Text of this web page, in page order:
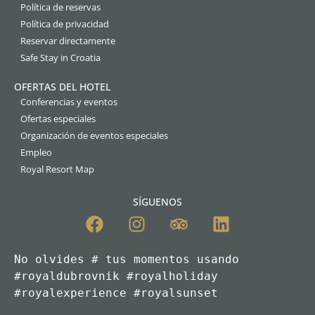
Política de reservas
Política de privacidad
Reservar directamente
Safe Stay in Croatia
OFERTAS DEL HOTEL
Conferencias y eventos
Ofertas especiales
Organización de eventos especiales
Empleo
Royal Resort Map
SÍGUENOS
No olvides # tus momentos usando
#royaldubrovnik #royalholiday
#royalexperience #royalsunset